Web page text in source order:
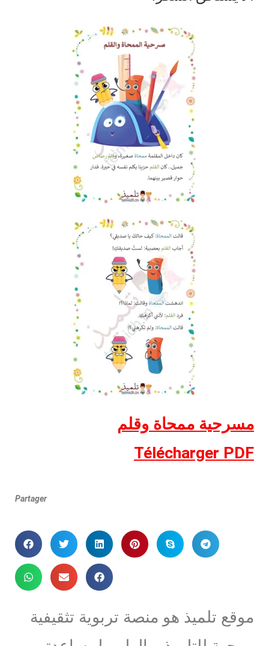
مسرحية ممحاة وقلم
Télécharger PDF
Partager
موقع تلميذ هو منصة تربوية تثقيفية